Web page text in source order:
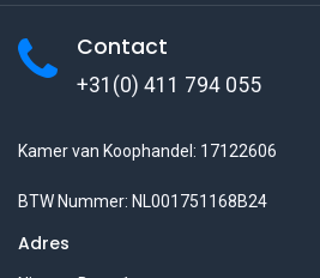
Contact
+31(0) 411 794 055
Kamer van Koophandel: 17122606
BTW Nummer: NL001751168B24
Adres